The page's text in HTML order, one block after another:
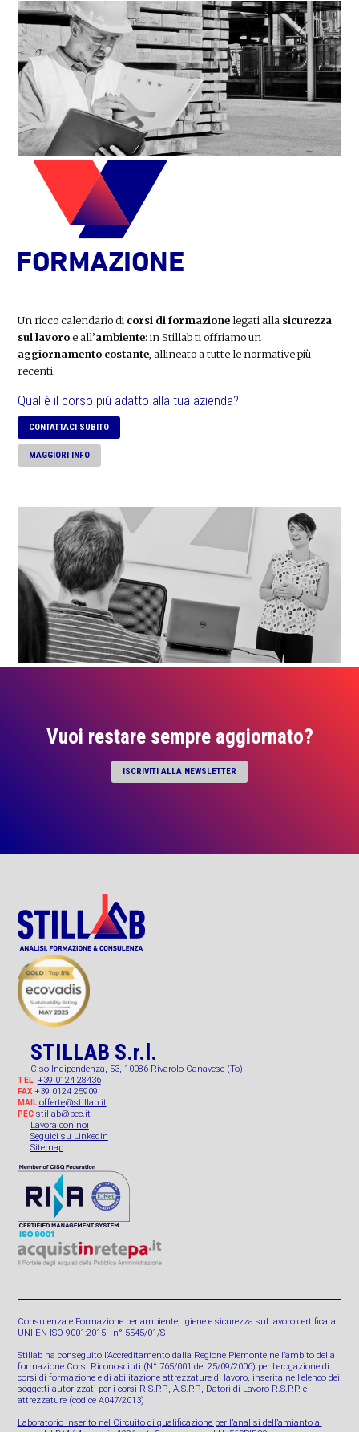
Un ricco calendario di corsi di formazionelegati alla sicurezza
sul lavoroe all’ambiente: in Stillab ti offriamo un
aggiornamento costante, allineato a tutte le normative più
recenti.
Qual è il corso più adatto alla tua azienda?
CONTATTACI SUBITO
MAGGIORI INFO
Vuoi restare sempre aggiornato?
ISCRIVITI ALLA NEWSLETTER
STILLAB S.r.l.
C.so Indipendenza, 53, 10086 Rivarolo Canavese (To)
TEL. +39 0124 28436
FAX+39 0124 25909
MAIL offerte@stillab.it
PEC stillab@pec.it
Lavora con noi
Seguici su Linkedin
Sitemap
Consulenza e Formazione per ambiente, igiene e sicurezza sul lavoro certificata
UNI EN ISO 9001:2015 · n° 5545/01/S
Stillab ha conseguito l’Accreditamento dalla Regione Piemonte nell’ambito della
formazione Corsi Riconosciuti (N° 765/001 del 25/09/2006) per l’erogazione di
corsi di formazione e di abilitazione attrezzature di lavoro, inserita nell’elenco dei
soggetti autorizzati per i corsi R.S.P.P., A.S.P.P., Datori di Lavoro R.S.P.P. e
attrezzature (codice A047/2013)
Laboratorio inserito nel Circuito di qualificazione per l’analisi dell’amianto ai